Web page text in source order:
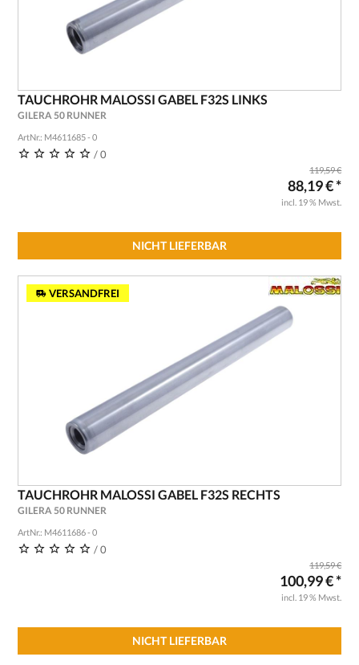
TAUCHROHR MALOSSI GABEL F32S LINKS
GILERA 50 RUNNER
ArtNr.: M4611685 - 0
/ 0
119,59 €
88,19 € *
incl. 19 % Mwst.
NICHT LIEFERBAR
VERSANDFREI
TAUCHROHR MALOSSI GABEL F32S RECHTS
GILERA 50 RUNNER
ArtNr.: M4611686 - 0
/ 0
119,59 €
100,99 € *
incl. 19 % Mwst.
NICHT LIEFERBAR